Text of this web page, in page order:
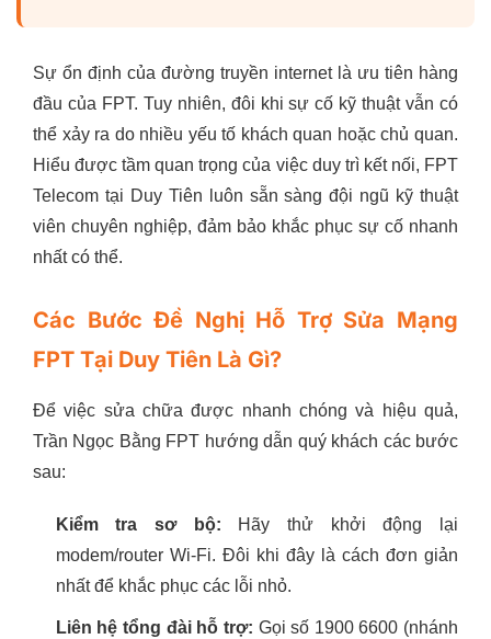
Sự ổn định của đường truyền internet là ưu tiên hàng
đầu của FPT. Tuy nhiên, đôi khi sự cố kỹ thuật vẫn có
thể xảy ra do nhiều yếu tố khách quan hoặc chủ quan.
Hiểu được tầm quan trọng của việc duy trì kết nối, FPT
Telecom tại Duy Tiên luôn sẵn sàng đội ngũ kỹ thuật
viên chuyên nghiệp, đảm bảo khắc phục sự cố nhanh
nhất có thể.
Các Bước Đề Nghị Hỗ Trợ Sửa Mạng
FPT Tại Duy Tiên Là Gì?
Để việc sửa chữa được nhanh chóng và hiệu quả,
Trần Ngọc Bằng FPT hướng dẫn quý khách các bước
sau:
Kiểm tra sơ bộ: Hãy thử khởi động lại
modem/router Wi-Fi. Đôi khi đây là cách đơn giản
nhất để khắc phục các lỗi nhỏ.
Liên hệ tổng đài hỗ trợ: Gọi số 1900 6600 (nhánh